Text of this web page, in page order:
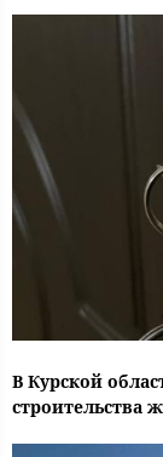
В Курской
строительства